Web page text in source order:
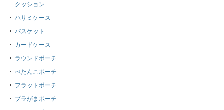
クッション
ハサミケース
バスケット
カードケース
ラウンドポーチ
ぺたんこポーチ
フラットポーチ
プラがまポーチ